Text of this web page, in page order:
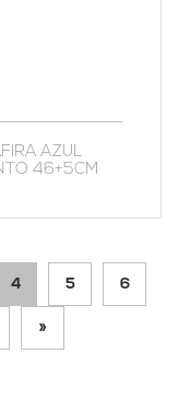
AZUL
46+5CM
4 5 6
»